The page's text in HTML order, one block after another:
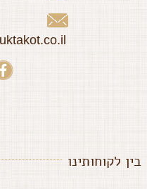
בין לקוחותינו